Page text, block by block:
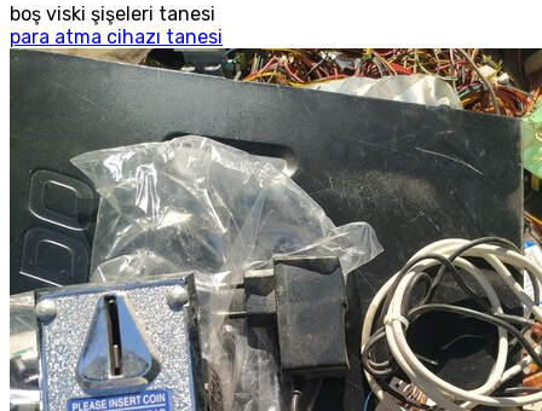
boş viski şişeleri tanesi
para atma cihazı tanesi